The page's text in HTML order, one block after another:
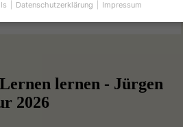
Datenschutzerklärung Impressum
Einstellungen
sind und Ihre Zustimmung zu
andere Technologien auf unserer
während andere uns helfen, diese